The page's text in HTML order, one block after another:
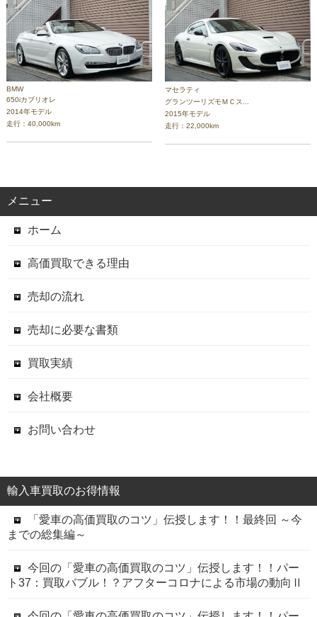
BMW
650iカブリオレ
2014年モデル
走行：40,000km
マセラティ
グランツーリズモＭＣス...
2015年モデル
走行：22,000km
メニュー
ホーム
高価買取できる理由
売却の流れ
売却に必要な書類
買取実績
会社概要
お問い合わせ
輸入車買取のお得情報
「愛車の高価買取のコツ」伝授します！！最終回 ～今
までの総集編～
今回の「愛車の高価買取のコツ」伝授します！！パー
ト37：買取バブル！？アフターコロナによる市場の動向Ⅱ